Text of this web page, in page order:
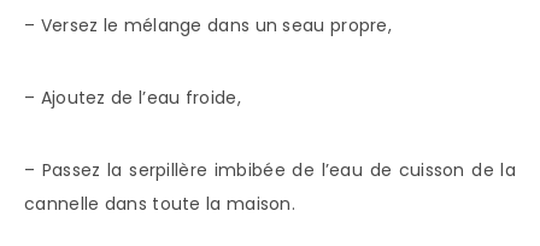
– Versez le mélange dans un seau propre,
– Ajoutez de l’eau froide,
– Passez la serpillère imbibée de l’eau de cuisson de la
cannelle dans toute la maison.